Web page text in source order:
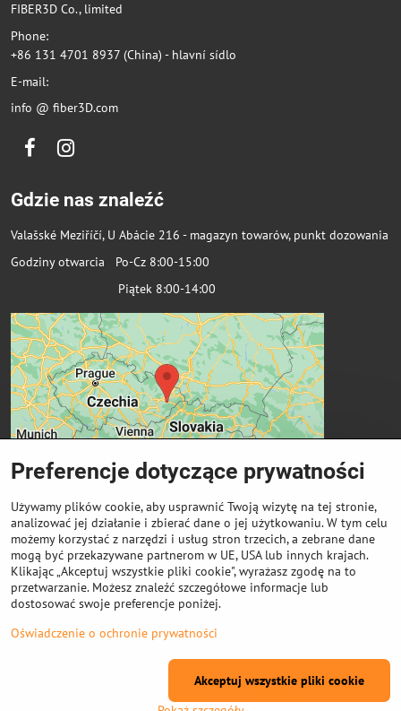
FIBER3D Co., limited
Phone:
+86 131 4701 8937 (China) - hlavní sídlo
E-mail:
info @ fiber3D.com
FacebookInstagram
Gdzie nas znaleźć
Valašské Meziříčí, U Abácie 216 - magazyn towarów, punkt dozowania
Godziny otwarcia Po-Cz 8:00-15:00
Piątek 8:00-14:00
Ważne linki
Odkup cewek
Preferencje dotyczące prywatności
Oświadczenie o ochronie prywatności
Preferencje dotyczące prywatności
Używamy plików cookie, aby usprawnić Twoją wizytę na tej stronie,
analizować jej działanie i zbierać dane o jej użytkowaniu. W tym celu
możemy korzystać z narzędzi i usług stron trzecich, a zebrane dane
mogą być przekazywane partnerom w UE, USA lub innych krajach.
Klikając „Akceptuj wszystkie pliki cookie", wyrażasz zgodę na to
przetwarzanie. Możesz znaleźć szczegółowe informacje lub
dostosować swoje preferencje poniżej.
Oświadczenie o ochronie prywatności
Akceptuj wszystkie pliki cookie